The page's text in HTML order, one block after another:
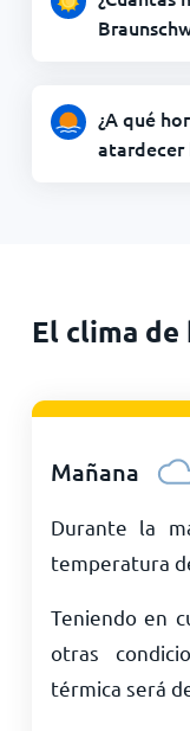
¿A qué
atardecer
El clima de
Mañana
Durante la
temperatura
Teniendo en
otras
térmica será